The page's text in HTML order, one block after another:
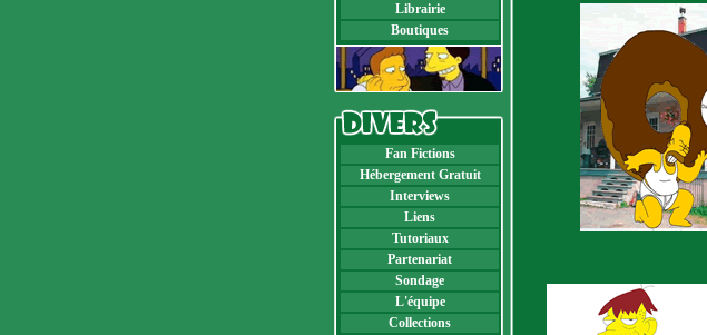
Librairie
Boutiques
Fan Fictions
Hébergement Gratuit
Interviews
Liens
Tutoriaux
Partenariat
Sondage
L'équipe
Collections